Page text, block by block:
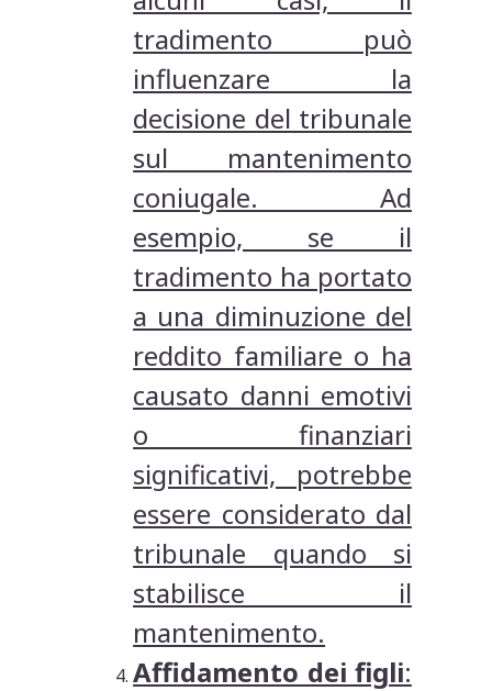
tradimento può
influenzare la
decisione del tribunale
sul mantenimento
coniugale. Ad
esempio, se il
tradimento ha portato
a una diminuzione del
reddito familiare o ha
causato danni emotivi
o finanziari
significativi, potrebbe
essere considerato dal
tribunale quando si
stabilisce il
mantenimento.
Affidamento dei figli: